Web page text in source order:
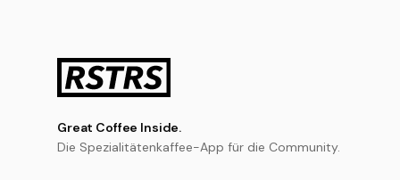
Great Coffee Inside.
Die Spezialitätenkaffee-App für die Community.